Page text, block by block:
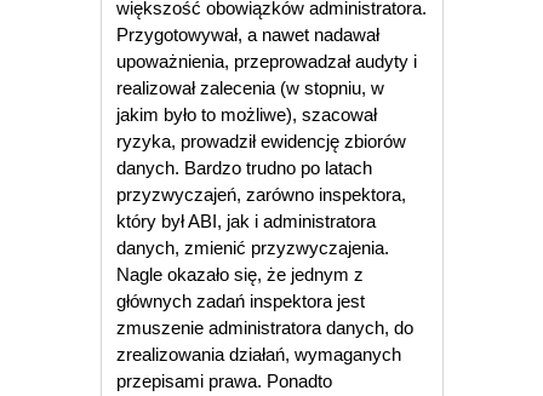
większość obowiązków administratora.
Przygotowywał, a nawet nadawał
upoważnienia, przeprowadzał audyty i
realizował zalecenia (w stopniu, w
jakim było to możliwe), szacował
ryzyka, prowadził ewidencję zbiorów
danych. Bardzo trudno po latach
przyzwyczajeń, zarówno inspektora,
który był ABI, jak i administratora
danych, zmienić przyzwyczajenia.
Nagle okazało się, że jednym z
głównych zadań inspektora jest
zmuszenie administratora danych, do
zrealizowania działań, wymaganych
przepisami prawa. Ponadto